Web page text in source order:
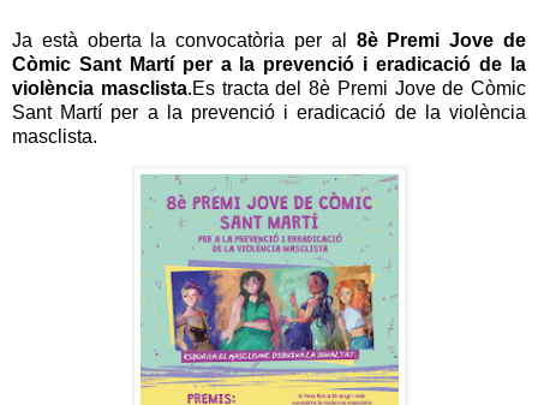
Ja està oberta la convocatòria per al 8è Premi Jove de
Còmic Sant Martí per a la prevenció i eradicació de la
violència masclista.Es tracta del 8è Premi Jove de Còmic
Sant Martí per a la prevenció i eradicació de la violència
masclista.